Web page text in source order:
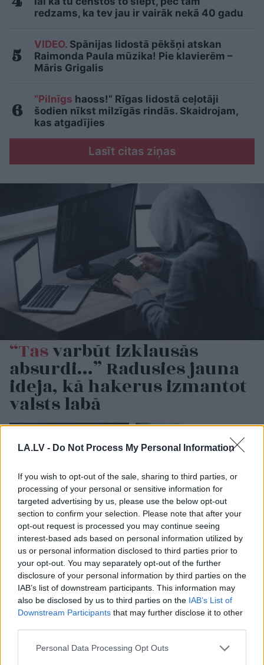
LA.LV - Do Not Process My Personal Information
If you wish to opt-out of the sale, sharing to third parties, or
processing of your personal or sensitive information for
targeted advertising by us, please use the below opt-out
section to confirm your selection. Please note that after your
opt-out request is processed you may continue seeing
interest-based ads based on personal information utilized by
us or personal information disclosed to third parties prior to
your opt-out. You may separately opt-out of the further
disclosure of your personal information by third parties on the
IAB’s list of downstream participants. This information may
also be disclosed by us to third parties on the IAB’s List of
Downstream Participants that may further disclose it to other
Please note that this website/app uses one or more Google
Personal Data Processing Opt Outs
redzams, ka tev jau ir vairāk nekā 40 gadu
VIDEO. Spānijas lidostā pēkšņi atskan
Raimonda Paula mūzika! Pie klavierēm –
Māris Grigalis
“Pilnīgs haoss!” Rīgas lidostā ceļotāji
šodien nīkst milzīgās rindās. Skaidrojam,
kas atgadījies
Lasīt citas ziņas
“Tasvarbūt izklausās
absurdi…” Radusies jauna
ideja, kā hakerus izmantot
valsts labā
TESTS. Matemātikas
duelis: vai vari pārspēt
deviņgadnieku
matemātikā?
Arpublisku
attaisnojumu netika
līdzēts – KNAB sāk
pārbaudi par deputātes
Rasimas saņemto
kompensāciju